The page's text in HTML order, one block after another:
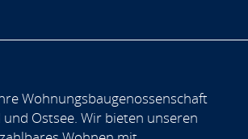
Wohnungsbaugenossenschaft
Ostsee. Wir bieten unseren